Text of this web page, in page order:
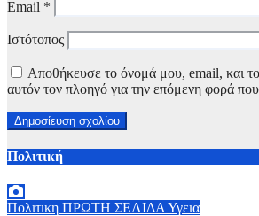
Email *
Ιστότοπος
Αποθήκευσε το όνομά μου, email, και
αυτόν τον πλοηγό για την επόμενη φορά
Πολιτική
Πολιτικη ΠΡΩΤΗ ΣΕΛΙΔΑ Υγεια